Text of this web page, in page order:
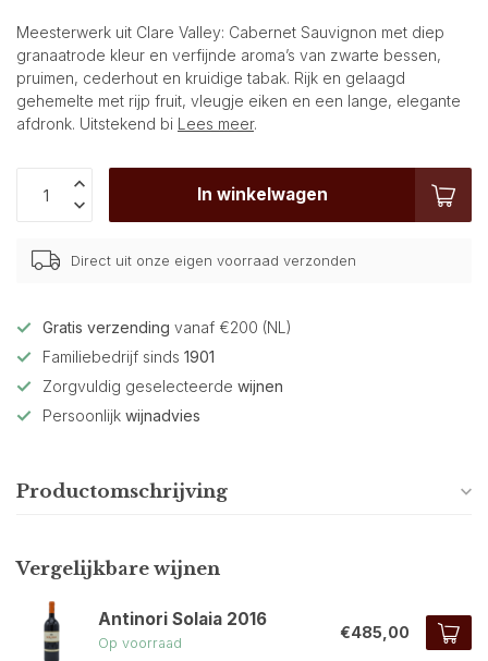
Meesterwerk uit Clare Valley: Cabernet Sauvignon met diep
granaatrode kleur en verfijnde aroma’s van zwarte bessen,
pruimen, cederhout en kruidige tabak. Rijk en gelaagd
gehemelte met rijp fruit, vleugje eiken en een lange, elegante
afdronk. Uitstekend bi Lees meer.
In winkelwagen
Direct uit onze eigen voorraad verzonden
Gratis verzending vanaf €200 (NL)
Familiebedrijf sinds 1901
Zorgvuldig geselecteerde wijnen
Persoonlijk wijnadvies
Productomschrijving
Vergelijkbare wijnen
Antinori Solaia 2016
Op voorraad
€485,00